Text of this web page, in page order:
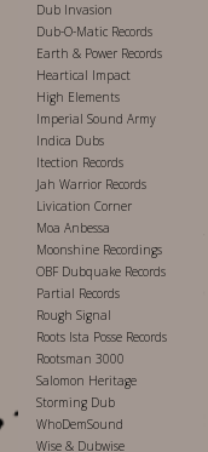
Dub Invasion
Dub-O-Matic Records
Earth & Power Records
Heartical Impact
High Elements
Imperial Sound Army
Indica Dubs
Itection Records
Jah Warrior Records
Livication Corner
Moa Anbessa
Moonshine Recordings
OBF Dubquake Records
Partial Records
Rough Signal
Roots Ista Posse Records
Rootsman 3000
Salomon Heritage
Storming Dub
WhoDemSound
Wise & Dubwise